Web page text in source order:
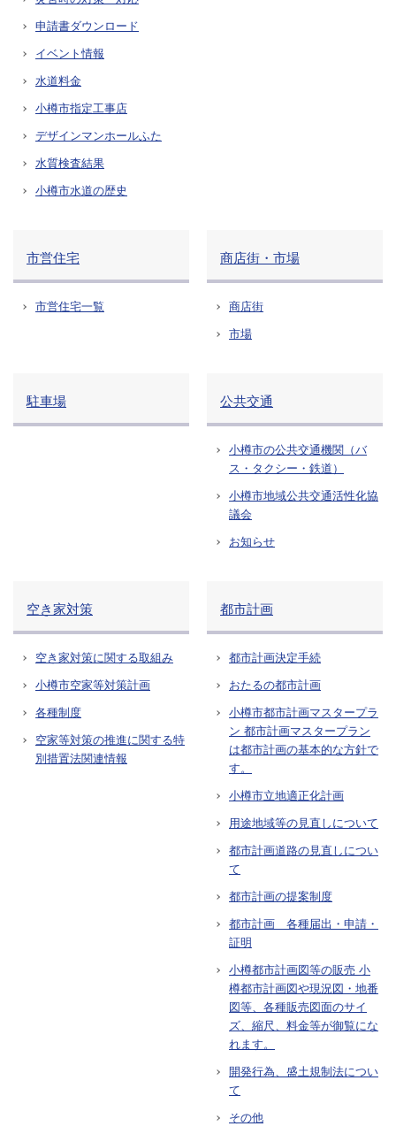
申請書ダウンロード
イベント情報
水道料金
小樽市指定工事店
デザインマンホールふた
水質検査結果
小樽市水道の歴史
市営住宅
市営住宅一覧
商店街・市場
商店街
市場
駐車場 公共交通
小樽市の公共交通機関（バ
ス・タクシー・鉄道）
小樽市地域公共交通活性化協
議会
お知らせ
空き家対策
空き家対策に関する取組み
小樽市空家等対策計画
各種制度
空家等対策の推進に関する特
別措置法関連情報
都市計画
都市計画決定手続
おたるの都市計画
小樽市都市計画マスタープラ
ン 都市計画マスタープラン
は都市計画の基本的な方針で
す。
小樽市立地適正化計画
用途地域等の見直しについて
都市計画道路の見直しについ
て
都市計画の提案制度
都市計画 各種届出・申請・
証明
小樽都市計画図等の販売 小
樽都市計画図や現況図・地番
図等、各種販売図面のサイ
ズ、縮尺、料金等が御覧にな
れます。
開発行為、盛土規制法につい
て
その他